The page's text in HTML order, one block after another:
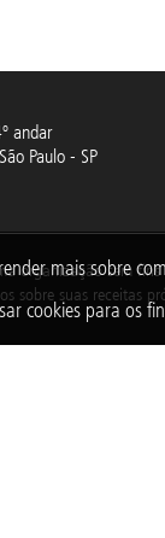
mais sobre
cookies para os
andar
Paulo - SP
organização sem
sobre suas receitas